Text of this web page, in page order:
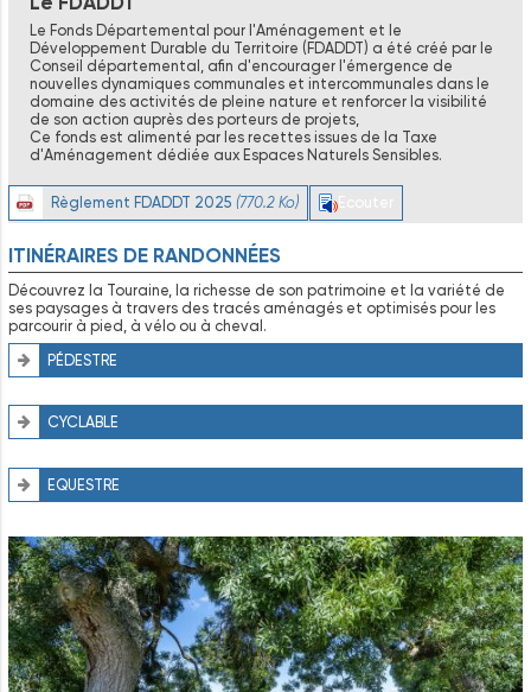
Le Fonds Départemental pour l'Aménagement et le
Développement Durable du Territoire (FDADDT) a été créé par le
Conseil départemental, afin d'encourager l'émergence de
nouvelles dynamiques communales et intercommunales dans le
domaine des activités de pleine nature et renforcer la visibilité
de son action auprès des porteurs de projets,
Ce fonds est alimenté par les recettes issues de la Taxe
d'Aménagement dédiée aux Espaces Naturels Sensibles.
Règlement FDADDT 2025 (770.2 Ko) Ecouter
ITINÉRAIRES DE RANDONNÉES
Découvrez la Touraine, la richesse de son patrimoine et la variété de
ses paysages à travers des tracés aménagés et optimisés pour les
parcourir à pied, à vélo ou à cheval.
PÉDESTRE
CYCLABLE
EQUESTRE